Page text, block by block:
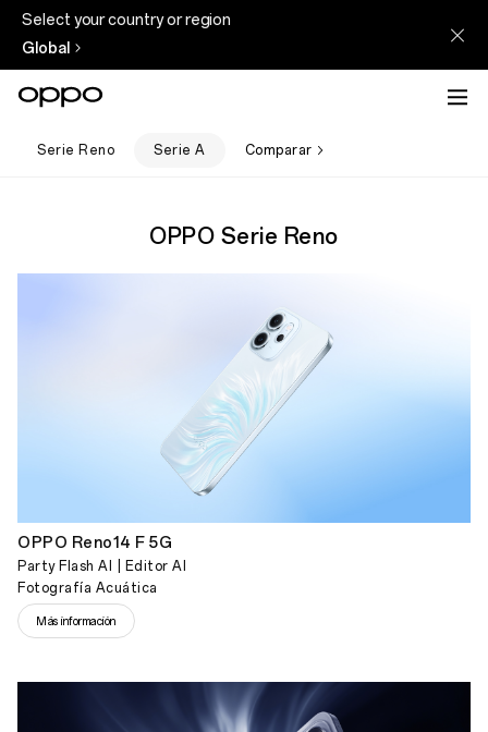
Select your country or region
Global
Serie Reno Serie A Comparar
OPPO Serie Reno
OPPO Reno14 F 5G
Party Flash AI | Editor AI
Fotografía Acuática
Más información